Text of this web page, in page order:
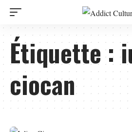
Étiquette :
ciocan